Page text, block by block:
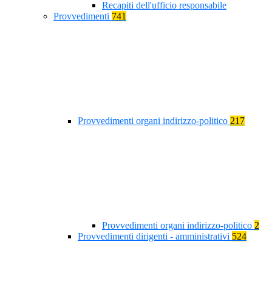
Recapiti dell'ufficio responsabile
Provvedimenti 741
Provvedimenti organi indirizzo-politico 217
Provvedimenti organi indirizzo-politico 2
Provvedimenti dirigenti - amministrativi 524